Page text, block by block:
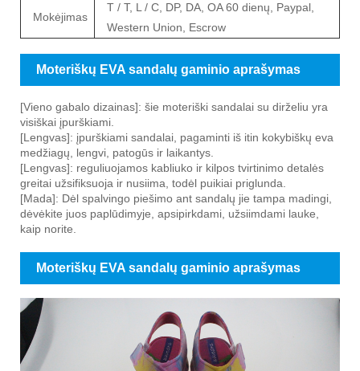
Mokėjimas
T / T, L / C, DP, DA, OA 60 dienų, Paypal,
Western Union, Escrow
Moteriškų EVA sandalų gaminio aprašymas
[Vieno gabalo dizainas]: šie moteriški sandalai su dirželiu yra
visiškai įpurškiami.
[Lengvas]: įpurškiami sandalai, pagaminti iš itin kokybiškų eva
medžiagų, lengvi, patogūs ir laikantys.
[Lengvas]: reguliuojamos kabliuko ir kilpos tvirtinimo detalės
greitai užsifiksuoja ir nusiima, todėl puikiai priglunda.
[Mada]: Dėl spalvingo piešimo ant sandalų jie tampa madingi,
dėvėkite juos paplūdimyje, apsipirkdami, užsiimdami lauke,
kaip norite.
Moteriškų EVA sandalų gaminio aprašymas